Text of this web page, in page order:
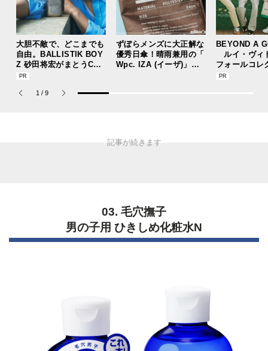
大胆不敵で、どこまでも
自由。BALLISTIK BOY
Z 砂田将宏がまとうCOA
CHの新作フレグランス
ナム パルファム」
ずぼらメンズに大正解な
優秀日傘！晴雨兼用の「
Wpc. IZA (イーザ)」が
BEYOND A
ルイ・ヴィ
フォールコレ
描くプレッピ
1 / 9
03. 毛穴撫子
男の子用 ひきしめ化粧水N